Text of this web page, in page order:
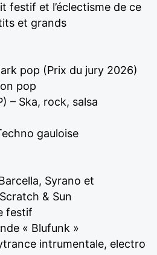
festif et l’éclectisme de ce
et grands
pop (Prix du jury 2026)
pop
– Ska, rock, salsa
gauloise
Syrano et
& Sun
festif
« Blufunk »
intrumentale, electro